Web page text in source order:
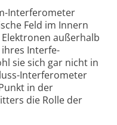
Interferometer
Feld im Innern
außerhalb
ihres Interfe-
sie sich gar nicht in
Interferometer
in der
die Rolle der